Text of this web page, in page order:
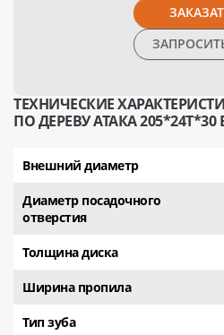
ТЕХНИЧЕСКИЕ
ПО ДЕРЕВУ АТАКА
Внешний диаметр
Диаметр посадочного
отверстия
Толщина диска
Ширина пропила
Тип зуба